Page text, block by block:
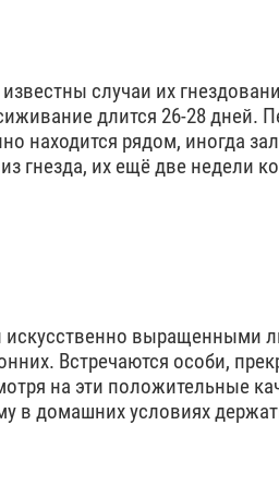
случаи их
длится 26-28 дней.
находится рядом, иногда
гнезда, их ещё две недели
искусственно выращенными
Встречаются особи,
на эти положительные
в домашних условиях